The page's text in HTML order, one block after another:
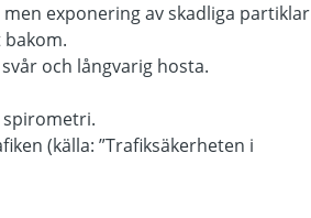
exponering av skadliga partiklar
och långvarig hosta.
spirometri.
(källa: ”Trafiksäkerheten i